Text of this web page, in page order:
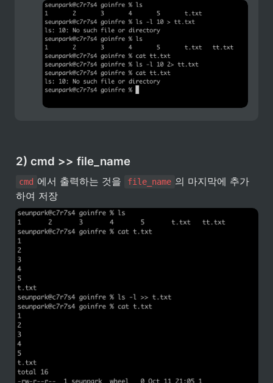
2) cmd >> file_name
cmd 에서 출력하는 것을 file_name 의 마지막에 추가
하여 저장